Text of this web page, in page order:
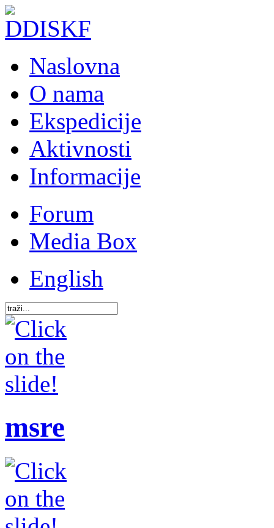
Naslovna
O nama
Ekspedicije
Aktivnosti
Informacije
Forum
Media Box
English
msre